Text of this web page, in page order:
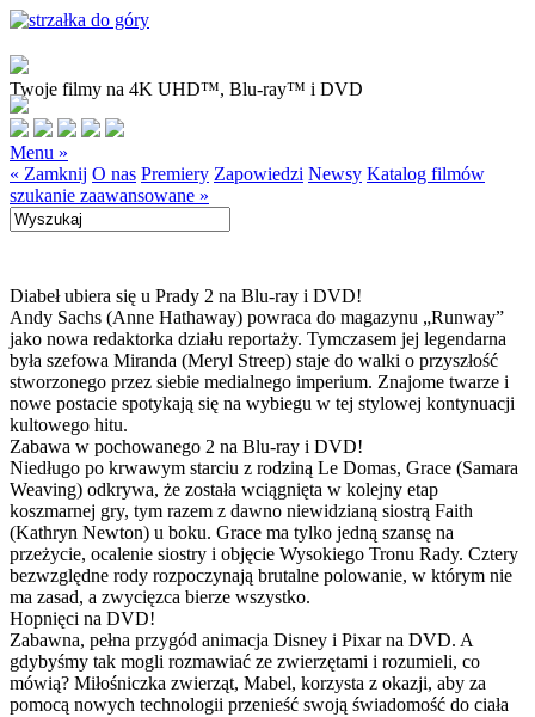
Twoje filmy na 4K UHD™, Blu-ray™ i DVD
Menu »
« Zamknij O nas Premiery Zapowiedzi Newsy Katalog filmów
szukanie zaawansowane »
Diabeł ubiera się u Prady 2 na Blu-ray i DVD!
Andy Sachs (Anne Hathaway) powraca do magazynu „Runway”
jako nowa redaktorka działu reportaży. Tymczasem jej legendarna
była szefowa Miranda (Meryl Streep) staje do walki o przyszłość
stworzonego przez siebie medialnego imperium. Znajome twarze i
nowe postacie spotykają się na wybiegu w tej stylowej kontynuacji
kultowego hitu.
Zabawa w pochowanego 2 na Blu-ray i DVD!
Niedługo po krwawym starciu z rodziną Le Domas, Grace (Samara
Weaving) odkrywa, że została wciągnięta w kolejny etap
koszmarnej gry, tym razem z dawno niewidzianą siostrą Faith
(Kathryn Newton) u boku. Grace ma tylko jedną szansę na
przeżycie, ocalenie siostry i objęcie Wysokiego Tronu Rady. Cztery
bezwzględne rody rozpoczynają brutalne polowanie, w którym nie
ma zasad, a zwycięzca bierze wszystko.
Hopnięci na DVD!
Zabawna, pełna przygód animacja Disney i Pixar na DVD. A
gdybyśmy tak mogli rozmawiać ze zwierzętami i rozumieli, co
mówią? Miłośniczka zwierząt, Mabel, korzysta z okazji, aby za
pomocą nowych technologii przenieść swoją świadomość do ciała